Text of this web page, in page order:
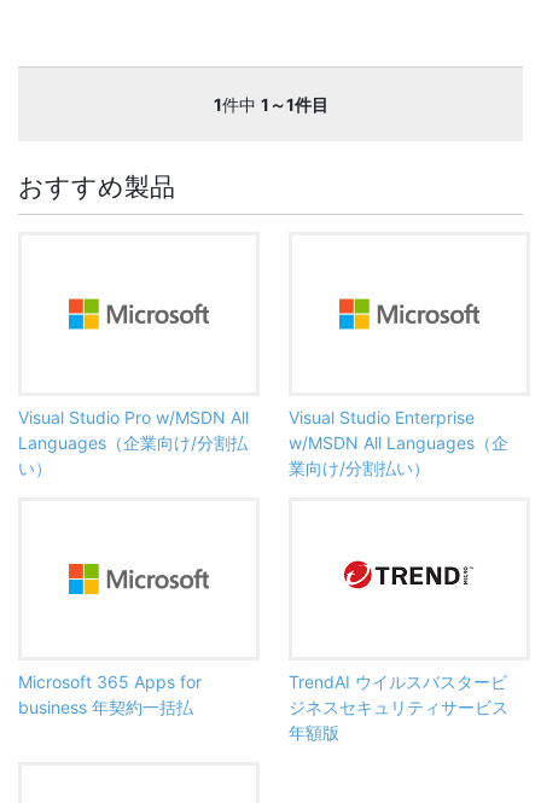
1件中 1～1件目
おすすめ製品
Visual Studio Pro w/MSDN All
Languages（企業向け/分割払
い）
Visual Studio Enterprise
w/MSDN All Languages（企
業向け/分割払い）
Microsoft 365 Apps for
business 年契約一括払
TrendAI ウイルスバスタービ
ジネスセキュリティサービス
年額版